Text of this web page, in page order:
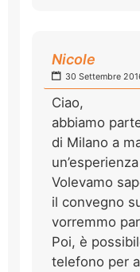
Nicole
30 Settembre
Ciao,
abbiamo
di Milano a
Volevamo
il convegno
vorremmo
Poi, è
telefono per